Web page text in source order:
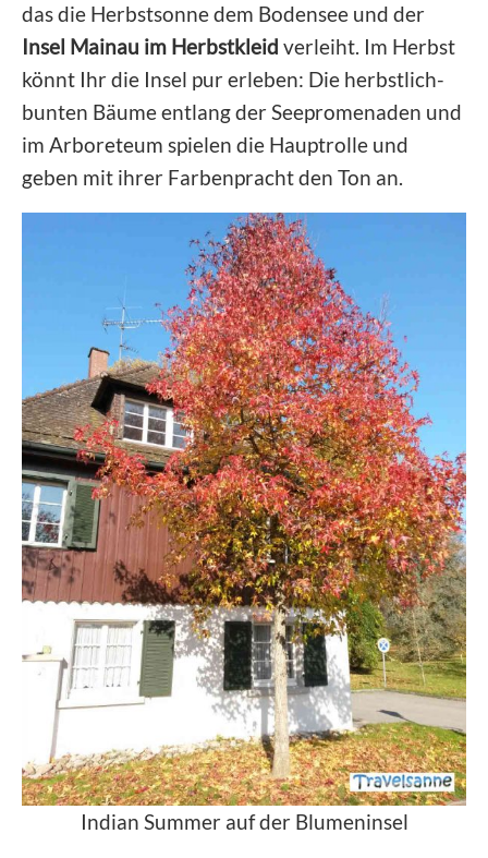
das die Herbstsonne dem Bodensee und der
Insel Mainau im Herbstkleid verleiht. Im Herbst
könnt Ihr die Insel pur erleben: Die herbstlich-
bunten Bäume entlang der Seepromenaden und
im Arboreteum spielen die Hauptrolle und
geben mit ihrer Farbenpracht den Ton an.
Indian Summer auf der Blumeninsel